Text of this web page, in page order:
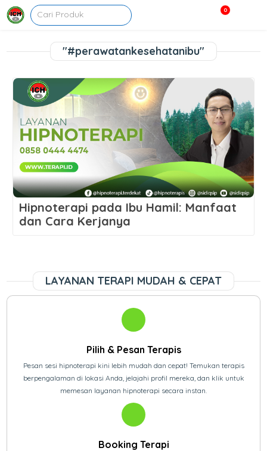
0
"#perawatankesehatanibu"
Hipnoterapi pada Ibu Hamil: Manfaat
dan Cara Kerjanya
LAYANAN TERAPI MUDAH & CEPAT
Pilih & Pesan Terapis
Pesan sesi hipnoterapi kini lebih mudah dan cepat! Temukan terapis
berpengalaman di lokasi Anda, jelajahi profil mereka, dan klik untuk
memesan layanan hipnoterapi secara instan.
Booking Terapi